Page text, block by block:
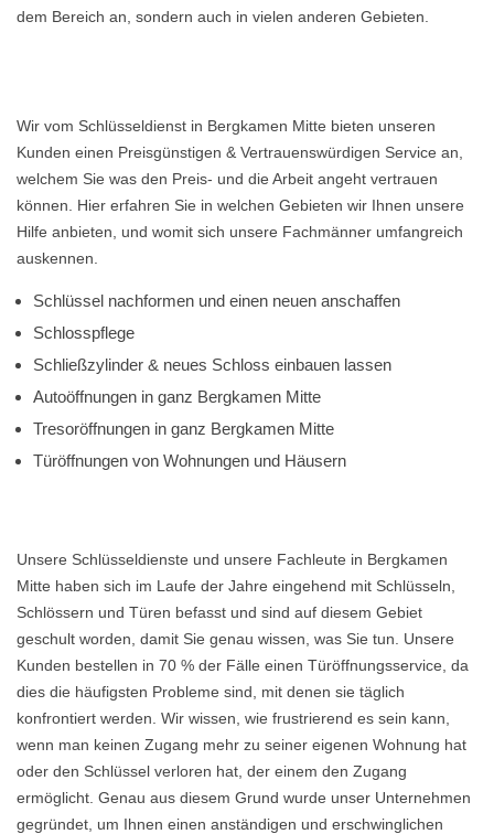
dem Bereich an, sondern auch in vielen anderen Gebieten.
Wir vom Schlüsseldienst in Bergkamen Mitte bieten unseren
Kunden einen Preisgünstigen & Vertrauenswürdigen Service an,
welchem Sie was den Preis- und die Arbeit angeht vertrauen
können. Hier erfahren Sie in welchen Gebieten wir Ihnen unsere
Hilfe anbieten, und womit sich unsere Fachmänner umfangreich
auskennen.
Schlüssel nachformen und einen neuen anschaffen
Schlosspflege
Schließzylinder & neues Schloss einbauen lassen
Autoöffnungen in ganz Bergkamen Mitte
Tresoröffnungen in ganz Bergkamen Mitte
Türöffnungen von Wohnungen und Häusern
Unsere Schlüsseldienste und unsere Fachleute in Bergkamen
Mitte haben sich im Laufe der Jahre eingehend mit Schlüsseln,
Schlössern und Türen befasst und sind auf diesem Gebiet
geschult worden, damit Sie genau wissen, was Sie tun. Unsere
Kunden bestellen in 70 % der Fälle einen Türöffnungsservice, da
dies die häufigsten Probleme sind, mit denen sie täglich
konfrontiert werden. Wir wissen, wie frustrierend es sein kann,
wenn man keinen Zugang mehr zu seiner eigenen Wohnung hat
oder den Schlüssel verloren hat, der einem den Zugang
ermöglicht. Genau aus diesem Grund wurde unser Unternehmen
gegründet, um Ihnen einen anständigen und erschwinglichen